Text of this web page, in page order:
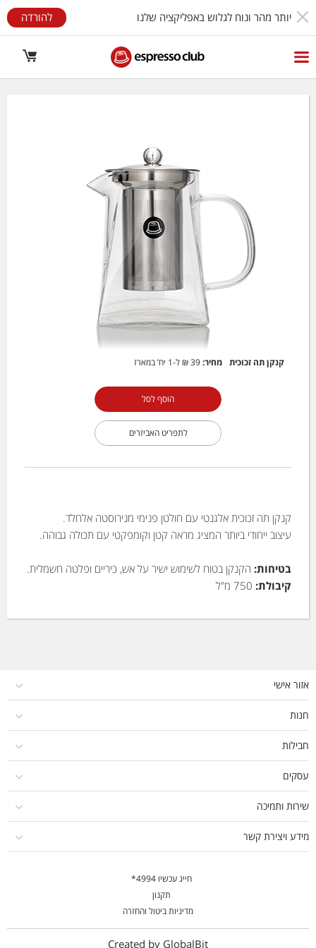
להורדה יותר מהר ונוח לגלוש באפליקציה שלנו
קנקן תה זכוכית מחיר:39 ₪ ל-1 יח’ במארז
הוסף לסל
לתפריט האביזרים
קנקן תה זכוכית אלגנטי עם חולטן פנימי מנירוסטה אלחלד.
עיצוב ייחודי ביותר המציג מראה קטן וקומפקטי עם תכולה גבוהה.
בטיחות: הקנקן בטוח לשימוש ישיר על אש, כיריים ופלטה חשמלית.
קיבולת: 750 מ"ל
אזור אישי
חנות
חבילות
עסקים
שירות ותמיכה
מידע ויצירת קשר
חייג עכשיו 4994*
תקנון
מדיניות ביטול והחזרה
Created by GlobalBit